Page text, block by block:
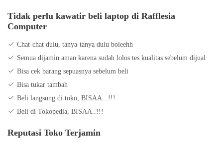
Wa 0878 0601 5712
Instagram : https://instagram.com/rafflesiaonline?
Tidak perlu kawatir beli laptop di Rafflesia
Computer
Chat-chat dulu, tanya-tanya dulu boleehh
Semua dijamin aman karena sudah lolos tes kualitas sebelum dijual
Bisa cek barang sepuasnya sebelum beli
Bisa tukar tambah
Beli langsung di toko, BISAA...!!!
Beli di Tokopedia, BISAA..!!!
Reputasi Toko Terjamin